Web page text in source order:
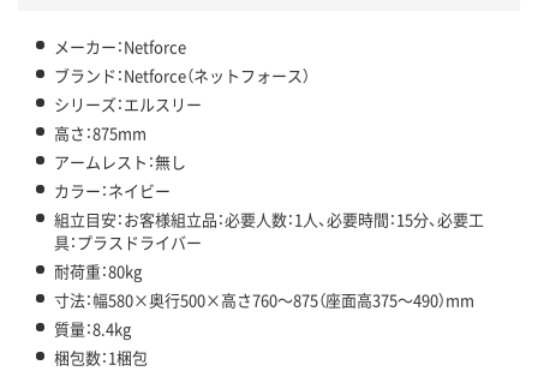
メーカー：Netforce
ブランド：Netforce（ネットフォース）
シリーズ：エルスリー
高さ：875mm
アームレスト：無し
カラー：ネイビー
組立目安：お客様組立品：必要人数：1人、必要時間：15分、必要工
具：プラスドライバー
耐荷重：80kg
寸法：幅580×奥行500×高さ760～875（座面高375～490）mm
質量：8.4kg
梱包数：1梱包